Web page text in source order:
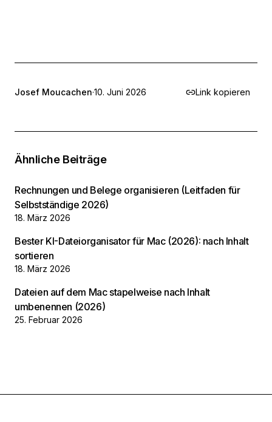
Josef Moucachen·10. Juni 2026 Link kopieren
Ähnliche Beiträge
Rechnungen und Belege organisieren (Leitfaden für
Selbstständige 2026)
18. März 2026
Bester KI-Dateiorganisator für Mac (2026): nach Inhalt
sortieren
18. März 2026
Dateien auf dem Mac stapelweise nach Inhalt
umbenennen (2026)
25. Februar 2026